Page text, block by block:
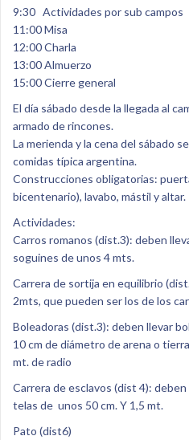
9:30 Actividades por sub campos
11:00 Misa
12:00 Charla
13:00 Almuerzo
15:00 Cierre general
El día sábado desde la llegada al
armado de rincones.
La merienda y la cena del sábado
comidas típica argentina.
Construcciones obligatorias:
bicentenario), lavabo, mástil y altar.
Actividades:
Carros romanos (dist.3): deben
soguines de unos 4 mts.
Carrera de sortija en equilibrio
2mts, que pueden ser los de los
Boleadoras (dist.3): deben llevar
10 cm de diámetro de arena o
mt. de radio
Carrera de esclavos (dist 4):
telas de unos 50 cm. Y 1,5 mt.
Pato (dist6)